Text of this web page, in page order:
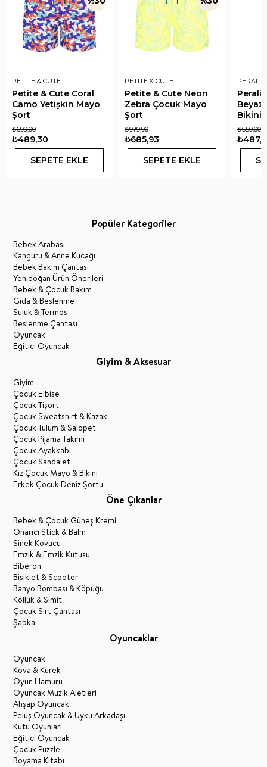
PETITE & CUTE
Petite & Cute Coral
Camo Yetişkin Mayo
Şort
₺489,30
₺699,00
SEPETE EKLE
PETITE & CUTE
Petite & Cute Neon
Zebra Çocuk Mayo
Şort
₺685,93
₺979,90
SEPETE EKLE
Beyaz
Bikini
₺650,00
Popüler Kategoriler
Bebek Arabası
Kanguru & Anne Kucağı
Bebek Bakım Çantası
Yenidoğan Ürün Önerileri
Bebek & Çocuk Bakım
Gıda & Beslenme
Suluk & Termos
Beslenme Çantası
Oyuncak
Eğitici Oyuncak
Giyim & Aksesuar
Giyim
Çocuk Elbise
Çocuk Tişört
Çocuk Sweatshirt & Kazak
Çocuk Tulum & Salopet
Çocuk Pijama Takımı
Çocuk Ayakkabı
Çocuk Sandalet
Kız Çocuk Mayo & Bikini
Erkek Çocuk Deniz Şortu
Öne Çıkanlar
Bebek & Çocuk Güneş Kremi
Onarıcı Stick & Balm
Sinek Kovucu
Emzik & Emzik Kutusu
Biberon
Bisiklet & Scooter
Banyo Bombası & Köpüğü
Kolluk & Simit
Çocuk Sırt Çantası
Şapka
Oyuncaklar
Oyuncak
Kova & Kürek
Oyun Hamuru
Oyuncak Müzik Aletleri
Ahşap Oyuncak
Peluş Oyuncak & Uyku Arkadaşı
Kutu Oyunları
Eğitici Oyuncak
Çocuk Puzzle
Boyama Kitabı